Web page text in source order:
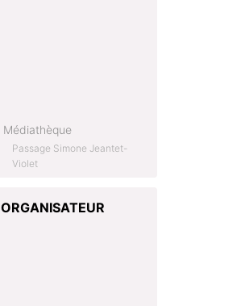
Médiathèque
Passage Simone Jeantet-
Violet
ORGANISATEUR